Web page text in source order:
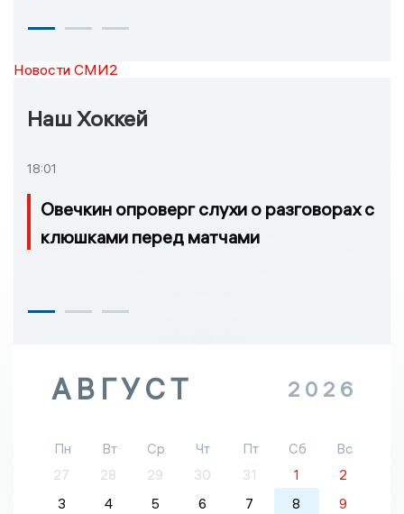
Новости СМИ2
Наш Хоккей
18:01
Овечкин опроверг слухи о разговорах с
клюшками перед матчами
АВГУСТ 2026
Пн Вт Ср Чт Пт Сб
Вс
27
28 29 30 31 1
2
3
4 5 6 7 8
9